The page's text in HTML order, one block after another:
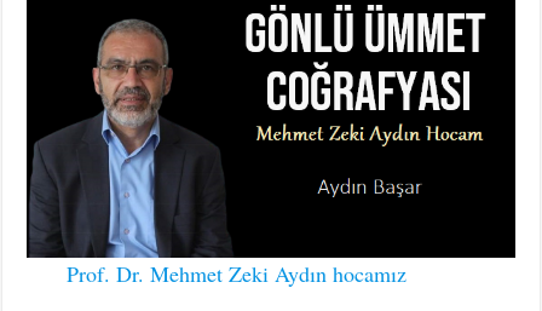
Prof. Dr. Mehmet Zeki Aydın hocamız